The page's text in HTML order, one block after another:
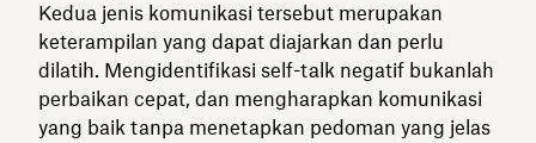
Kedua jenis komunikasi tersebut merupakan
keterampilan yang dapat diajarkan dan perlu
dilatih. Mengidentifikasi self-talk negatif bukanlah
perbaikan cepat, dan mengharapkan komunikasi
yang baik tanpa menetapkan pedoman yang jelas